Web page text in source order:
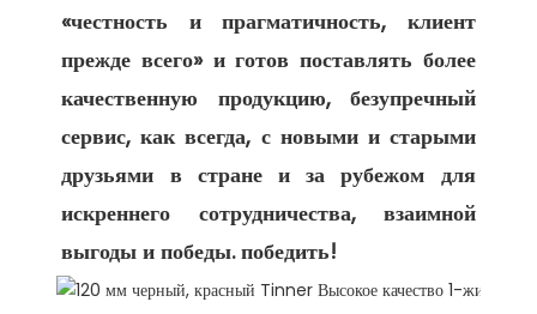
«честность и прагматичность, клиент
прежде всего» и готов поставлять более
качественную продукцию, безупречный
сервис, как всегда, с новыми и старыми
друзьями в стране и за рубежом для
искреннего сотрудничества, взаимной